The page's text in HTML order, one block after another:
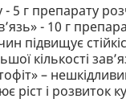
- 5 г препарату
- 10 г
підвищує
кількості
–
ріст і розвиток